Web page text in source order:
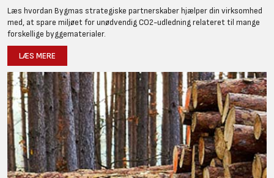
Læs hvordan Bygmas strategiske partnerskaber hjælper din virksomhed
med, at spare miljøet for unødvendig CO2-udledning relateret til mange
forskellige byggematerialer.
LÆS MERE